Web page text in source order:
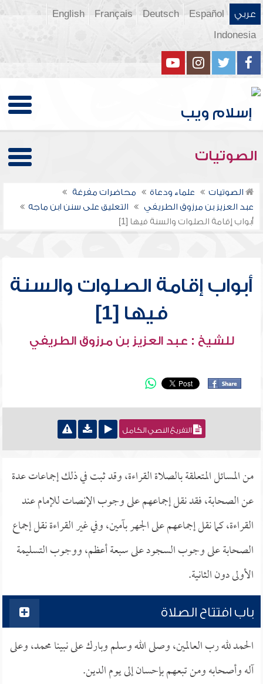
عربي Español
Deutsch
Français
English
Indonesia
الصوتيات
الصوتيات علماء ودعاة
محاضرات مفرغة
عبد العزيز بن مرزوق الطريفي
التعليق على سنن ابن ماجه
أبواب إقامة الصلوات والسنة فيها [1]
أبواب إقامة الصلوات والسنة
فيها [1]
للشيخ : عبد العزيز بن مرزوق الطريفي
التفريغ النصي الكامل
من المسائل المتعلقة بالصلاة القراءة، وقد ثبت في ذلك إجماعات عدة
عن الصحابة، فقد نقل إجماعهم على وجوب الإنصات للإمام عند
القراءة، كما نقل إجماعهم على الجهر بآمين، وفي غير القراءة نقل إجماع
الصحابة على وجوب السجود على سبعة أعظم، ووجوب التسليمة
الأولى دون الثانية.
باب افتتاح الصلاة
الحمد لله رب العالمين، وصلى الله وسلم وبارك على نبينا محمد، وعلى
آله وأصحابه ومن تبعهم بإحسان إلى يوم الدين.